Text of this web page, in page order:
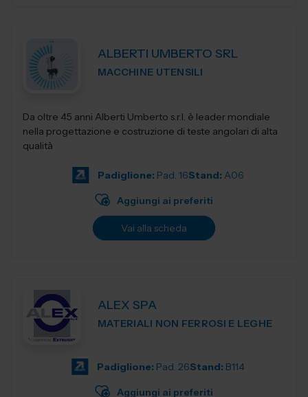
ALBERTI UMBERTO SRL
MACCHINE UTENSILI
Da oltre 45 anni Alberti Umberto s.r.l. è leader mondiale
nella progettazione e costruzione di teste angolari di alta
qualità
Padiglione: Pad. 16Stand: A06
Aggiungi ai preferiti
Vai alla scheda
ALEX SPA
MATERIALI NON FERROSI E LEGHE
Padiglione: Pad. 26Stand: B114
Aggiungi ai preferiti